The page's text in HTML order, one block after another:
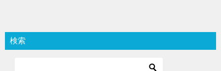
ビ
ゲ
検索